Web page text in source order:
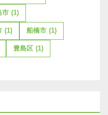
市 (1)
(1) 船橋市 (1)
豊島区 (1)